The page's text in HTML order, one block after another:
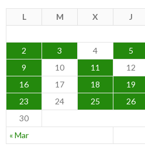
o
N
i
i
L M X J
« Mar
2
3 4 5
9
10 11 12
16
17 18 19
23
24 25 26
30